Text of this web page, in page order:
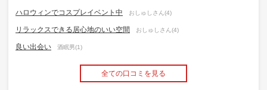
ハロウィンでコスプレイベント中 おしゅしさん(4)
リラックスできる居心地のいい空間 おしゅしさん(4)
良い出会い 酒眠男(1)
全ての口コミを見る